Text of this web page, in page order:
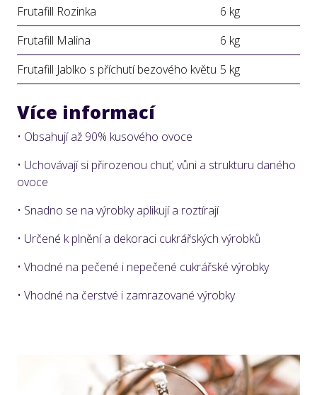
Frutafill Rozinka
6 kg
Frutafill Malina
6 kg
Frutafill Jablko s příchutí bezového květu 5 kg
Více informací
• Obsahují až 90% kusového ovoce
• Uchovávají si přirozenou chuť, vůni a strukturu daného
ovoce
• Snadno se na výrobky aplikují a roztírají
• Určené k plnění a dekoraci cukrářských výrobků
• Vhodné na pečené i nepečené cukrářské výrobky
• Vhodné na čerstvé i zamrazované výrobky